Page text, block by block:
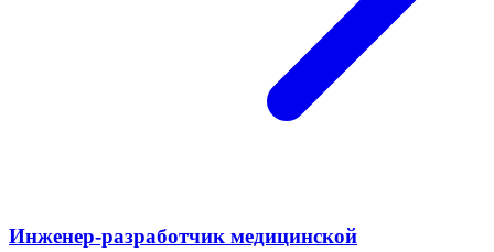
Инженер-разработчик медицинской